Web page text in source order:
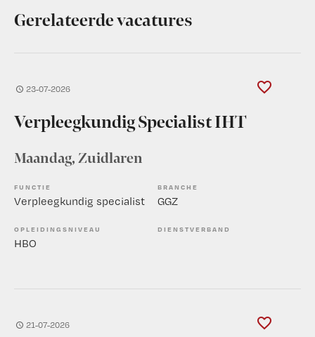
Gerelateerde vacatures
23-07-2026
Verpleegkundig Specialist IHT
Maandag, Zuidlaren
FUNCTIE
Verpleegkundig specialist
BRANCHE
GGZ
OPLEIDINGSNIVEAU
HBO
DIENSTVERBAND
21-07-2026